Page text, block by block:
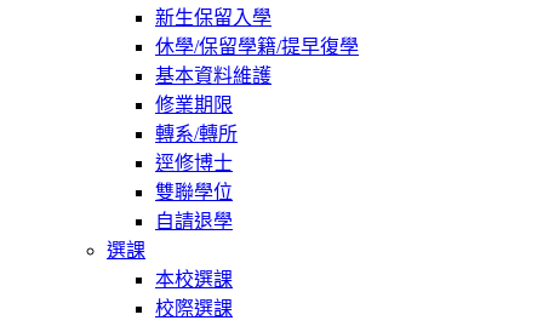
新生保留入學
休學/保留學籍/提早復學
基本資料維護
修業期限
轉系/轉所
逕修博士
雙聯學位
自請退學
選課
本校選課
校際選課